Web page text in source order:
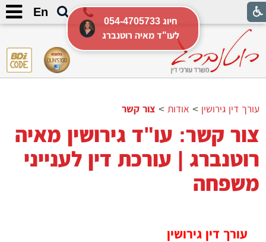
En
עורך דין גירושין > אודות > צור קשר
צור קשר: עו"ד גירושין מאיה
רוטנברג | עורכת דין לענייני
משפחה
עורך דין גירושין
054-4705733 חיוג
לעו"ד מאיה רוטנברג